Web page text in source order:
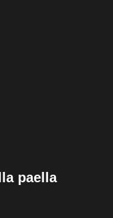
paella